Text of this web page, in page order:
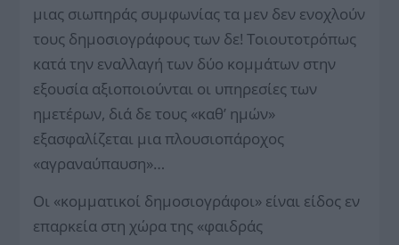
μιας σιωπηράς συμφωνίας τα μεν δεν ενοχλούν
τους δημοσιογράφους των δε! Τοιουτοτρόπως
κατά την εναλλαγή των δύο κομμάτων στην
εξουσία αξιοποιούνται οι υπηρεσίες των
ημετέρων, διά δε τους «καθ’ ημών»
εξασφαλίζεται μια πλουσιοπάροχος
«αγραναύπαυση»…
Οι «κομματικοί δημοσιογράφοι» είναι είδος εν
επαρκεία στη χώρα της «φαιδράς